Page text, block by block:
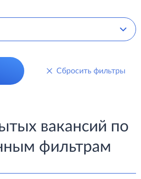
Сбросить фильтры
вакансий по
фильтрам